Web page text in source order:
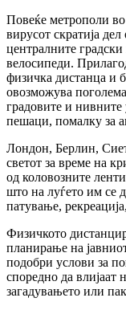
Повеќе метрополи во
вирусот скратија
централните градски
велосипеди.
физичка дистанца и
овозможува
градовите и
пешаци, помалку за
Лондон, Берлин,
светот за време на
од коловозните
што на луѓето им се
патување,
Физичкото
планирање на
подобри услови за
споредно да влијаат
загадувањето или